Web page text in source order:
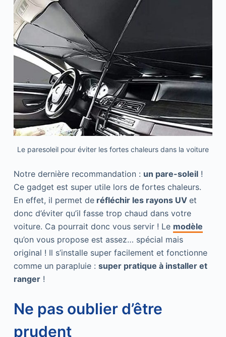
Le paresoleil pour éviter les fortes chaleurs dans la voiture
Notre dernière recommandation : un pare-soleil!
Ce gadget est super utile lors de fortes chaleurs.
En effet, il permet deréfléchir les rayons UV et
donc d’éviter qu’il fasse trop chaud dans votre
voiture. Ca pourrait donc vous servir ! Le modèle
qu’on vous propose est assez… spécial mais
original ! Il s’installe super facilement et fonctionne
comme un parapluie : super pratique à installer et
ranger!
Ne pas oublier d’être
prudent